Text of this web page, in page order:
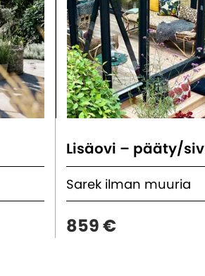
Lisäovi – pääty/
Sarek ilman muuria
859 €